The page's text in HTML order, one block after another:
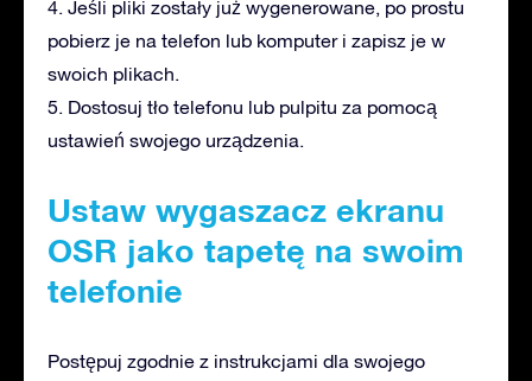
4. Jeśli pliki zostały już wygenerowane, po prostu
pobierz je na telefon lub komputer i zapisz je w
swoich plikach.
5. Dostosuj tło telefonu lub pulpitu za pomocą
ustawień swojego urządzenia.
Ustaw wygaszacz ekranu
OSR jako tapetę na swoim
telefonie
Postępuj zgodnie z instrukcjami dla swojego